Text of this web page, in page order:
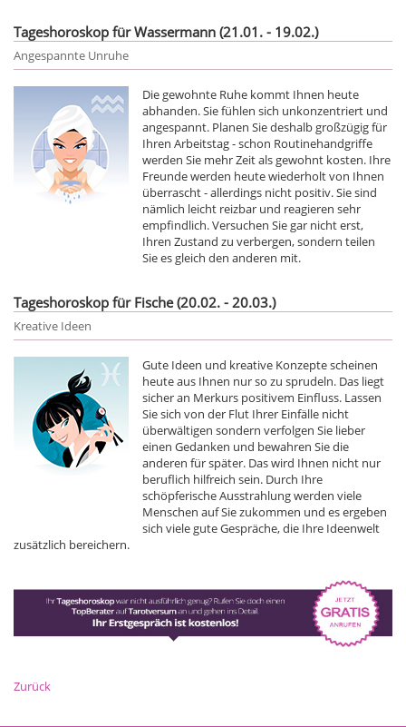
Tageshoroskop für Wassermann (21.01. - 19.02.)
Angespannte Unruhe
Die gewohnte Ruhe kommt Ihnen heute
abhanden. Sie fühlen sich unkonzentriert und
angespannt. Planen Sie deshalb großzügig für
Ihren Arbeitstag - schon Routinehandgriffe
werden Sie mehr Zeit als gewohnt kosten. Ihre
Freunde werden heute wiederholt von Ihnen
überrascht - allerdings nicht positiv. Sie sind
nämlich leicht reizbar und reagieren sehr
empfindlich. Versuchen Sie gar nicht erst,
Ihren Zustand zu verbergen, sondern teilen
Sie es gleich den anderen mit.
Tageshoroskop für Fische (20.02. - 20.03.)
Kreative Ideen
Gute Ideen und kreative Konzepte scheinen
heute aus Ihnen nur so zu sprudeln. Das liegt
sicher an Merkurs positivem Einfluss. Lassen
Sie sich von der Flut Ihrer Einfälle nicht
überwältigen sondern verfolgen Sie lieber
einen Gedanken und bewahren Sie die
anderen für später. Das wird Ihnen nicht nur
beruflich hilfreich sein. Durch Ihre
schöpferische Ausstrahlung werden viele
Menschen auf Sie zukommen und es ergeben
sich viele gute Gespräche, die Ihre Ideenwelt
zusätzlich bereichern.
Zurück